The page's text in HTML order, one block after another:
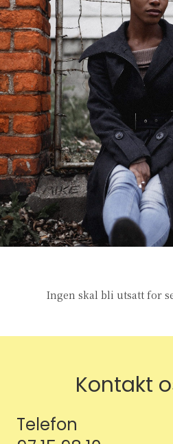
Ingen skal bli utsatt for
Kontakt
Telefon